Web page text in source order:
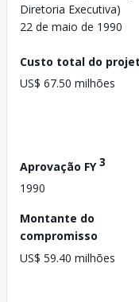
Diretoria Executiva)
22 de maio de 1990
Custo total do
US$ 67.50 milhões
Aprovação FY3
1990
Montante do
compromisso
US$ 59.40 milhões